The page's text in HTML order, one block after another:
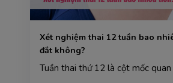
Xét nghiệm thai 12 tuần bao
đắt không?